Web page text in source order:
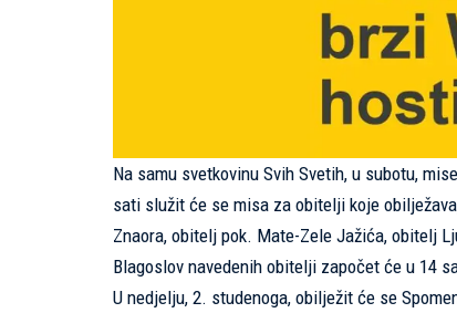
Na samu svetkovinu Svih Svetih, u subotu,
sati služit će se misa za obitelji koje
Znaora, obitelj pok. Mate-Zele Jažića, obitelj
Blagoslov navedenih obitelji započet će u 14
U nedjelju, 2. studenoga, obilježit će se